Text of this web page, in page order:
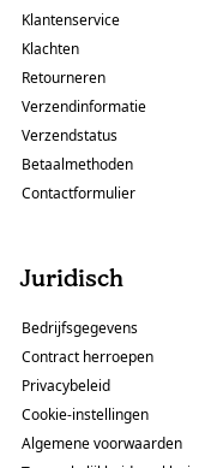
Klantenservice
Klachten
Retourneren
Verzendinformatie
Verzendstatus
Betaalmethoden
Contactformulier
Juridisch
Bedrijfsgegevens
Contract herroepen
Privacybeleid
Cookie-instellingen
Algemene voorwaarden